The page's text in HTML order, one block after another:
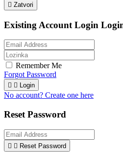
 Zatvori
Existing Account Login
Remember Me
Forgot Password
  Login
No account? Create one here
Reset Password
  Reset Password